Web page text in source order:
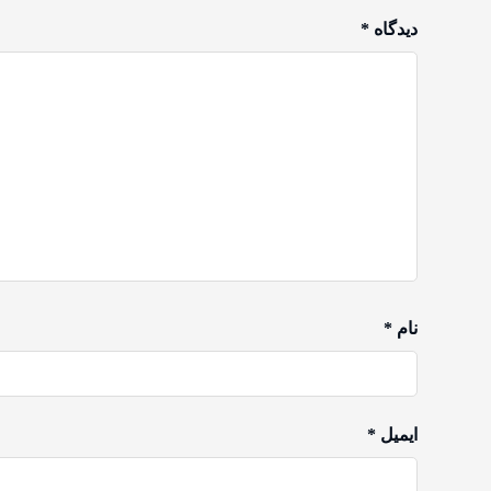
دیدگاه*
نام*
ایمیل*